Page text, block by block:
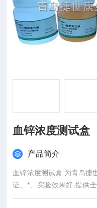
血锌浓度测试盒
产品简介
血锌浓度测试盒 为青岛捷
证、*、实验效果好,提供
内可上门取样）产品具有